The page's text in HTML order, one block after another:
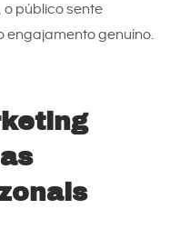
público sente
engajamento genuíno.